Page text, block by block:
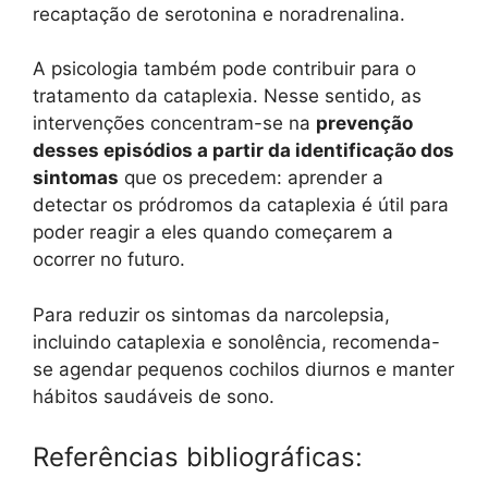
recaptação de serotonina e noradrenalina.
A psicologia também pode contribuir para o
tratamento da cataplexia. Nesse sentido, as
intervenções concentram-se na prevenção
desses episódios a partir da identificação dos
sintomas que os precedem: aprender a
detectar os pródromos da cataplexia é útil para
poder reagir a eles quando começarem a
ocorrer no futuro.
Para reduzir os sintomas da narcolepsia,
incluindo cataplexia e sonolência, recomenda-
se agendar pequenos cochilos diurnos e manter
hábitos saudáveis ​​de sono.
Referências bibliográficas: